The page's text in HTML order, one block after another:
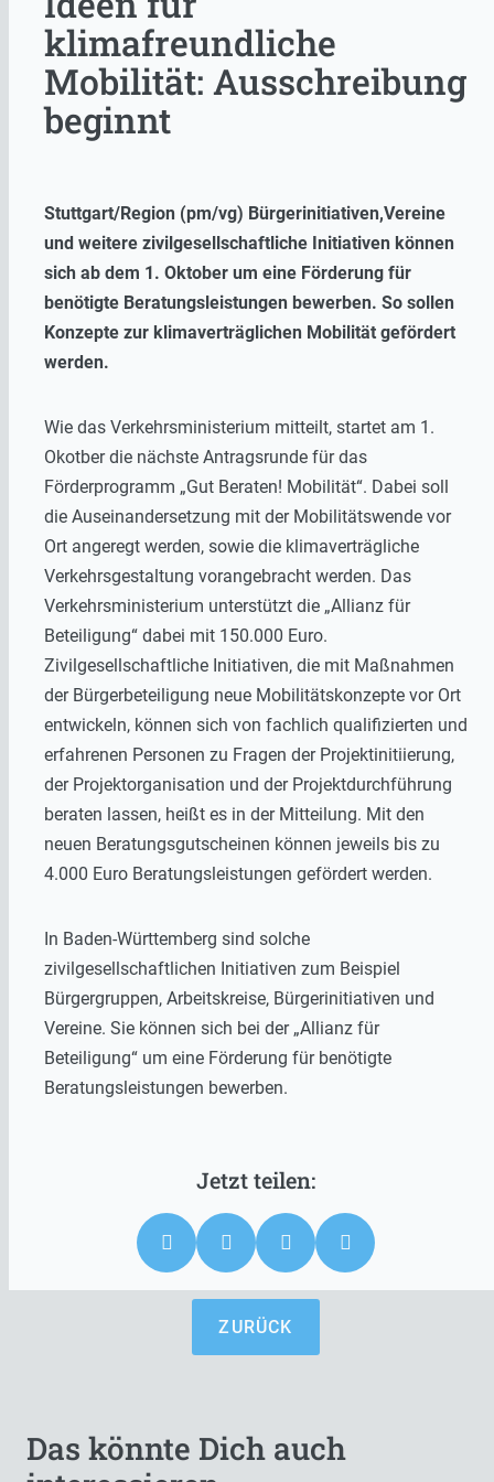
klimafreundliche
Mobilität: Ausschreibung
beginnt
Stuttgart/Region (pm/vg) Bürgerinitiativen,Vereine
und weitere zivilgesellschaftliche Initiativen können
sich ab dem 1. Oktober um eine Förderung für
benötigte Beratungsleistungen bewerben. So sollen
Konzepte zur klimaverträglichen Mobilität gefördert
werden.
Wie das Verkehrsministerium mitteilt, startet am 1.
Okotber die nächste Antragsrunde für das
Förderprogramm „Gut Beraten! Mobilität“. Dabei soll
die Auseinandersetzung mit der Mobilitätswende vor
Ort angeregt werden, sowie die klimaverträgliche
Verkehrsgestaltung vorangebracht werden. Das
Verkehrsministerium unterstützt die „Allianz für
Beteiligung“ dabei mit 150.000 Euro.
Zivilgesellschaftliche Initiativen, die mit Maßnahmen
der Bürgerbeteiligung neue Mobilitätskonzepte vor Ort
entwickeln, können sich von fachlich qualifizierten und
erfahrenen Personen zu Fragen der Projektinitiierung,
der Projektorganisation und der Projektdurchführung
beraten lassen, heißt es in der Mitteilung. Mit den
neuen Beratungsgutscheinen können jeweils bis zu
4.000 Euro Beratungsleistungen gefördert werden.
In Baden-Württemberg sind solche
zivilgesellschaftlichen Initiativen zum Beispiel
Bürgergruppen, Arbeitskreise, Bürgerinitiativen und
Vereine. Sie können sich bei der „Allianz für
Beteiligung“ um eine Förderung für benötigte
Beratungsleistungen bewerben.
ZURÜCK
Das könnte Dich auch